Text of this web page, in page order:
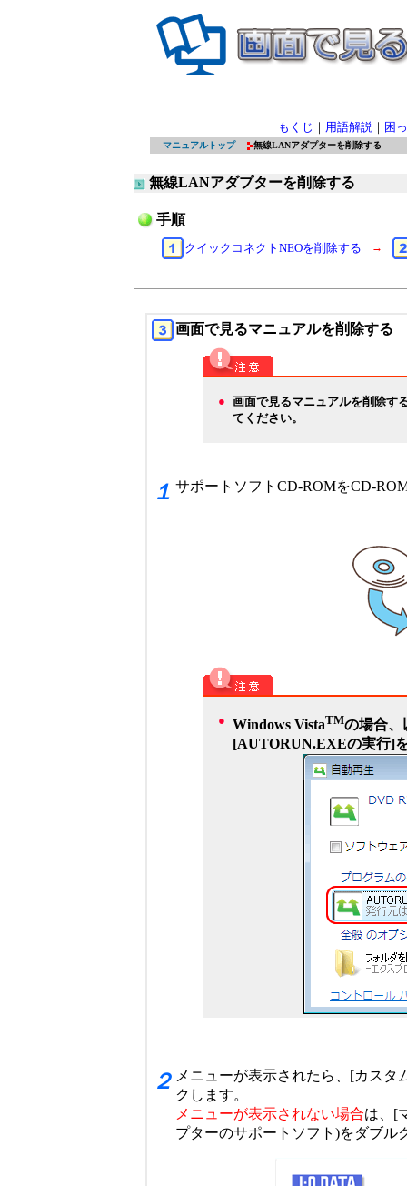
もくじ ｜ 用語解説 ｜ 困
マニュアルトップ 無線LANアダプターを削除する
無線LANアダプターを削除する
手順
クイックコネクトNEOを削除する →
画面で見るマニュアルを削除する
● 画面で見るマニュアルを削除す
てください。
１ サポートソフトCD-ROMをCD-
● Windows VistaTMの場合、
[AUTORUN.EXEの実行]
２ メニューが表示されたら、[カス
クします。
メニューが表示されない場合は、[
プターのサポートソフト)をダブル